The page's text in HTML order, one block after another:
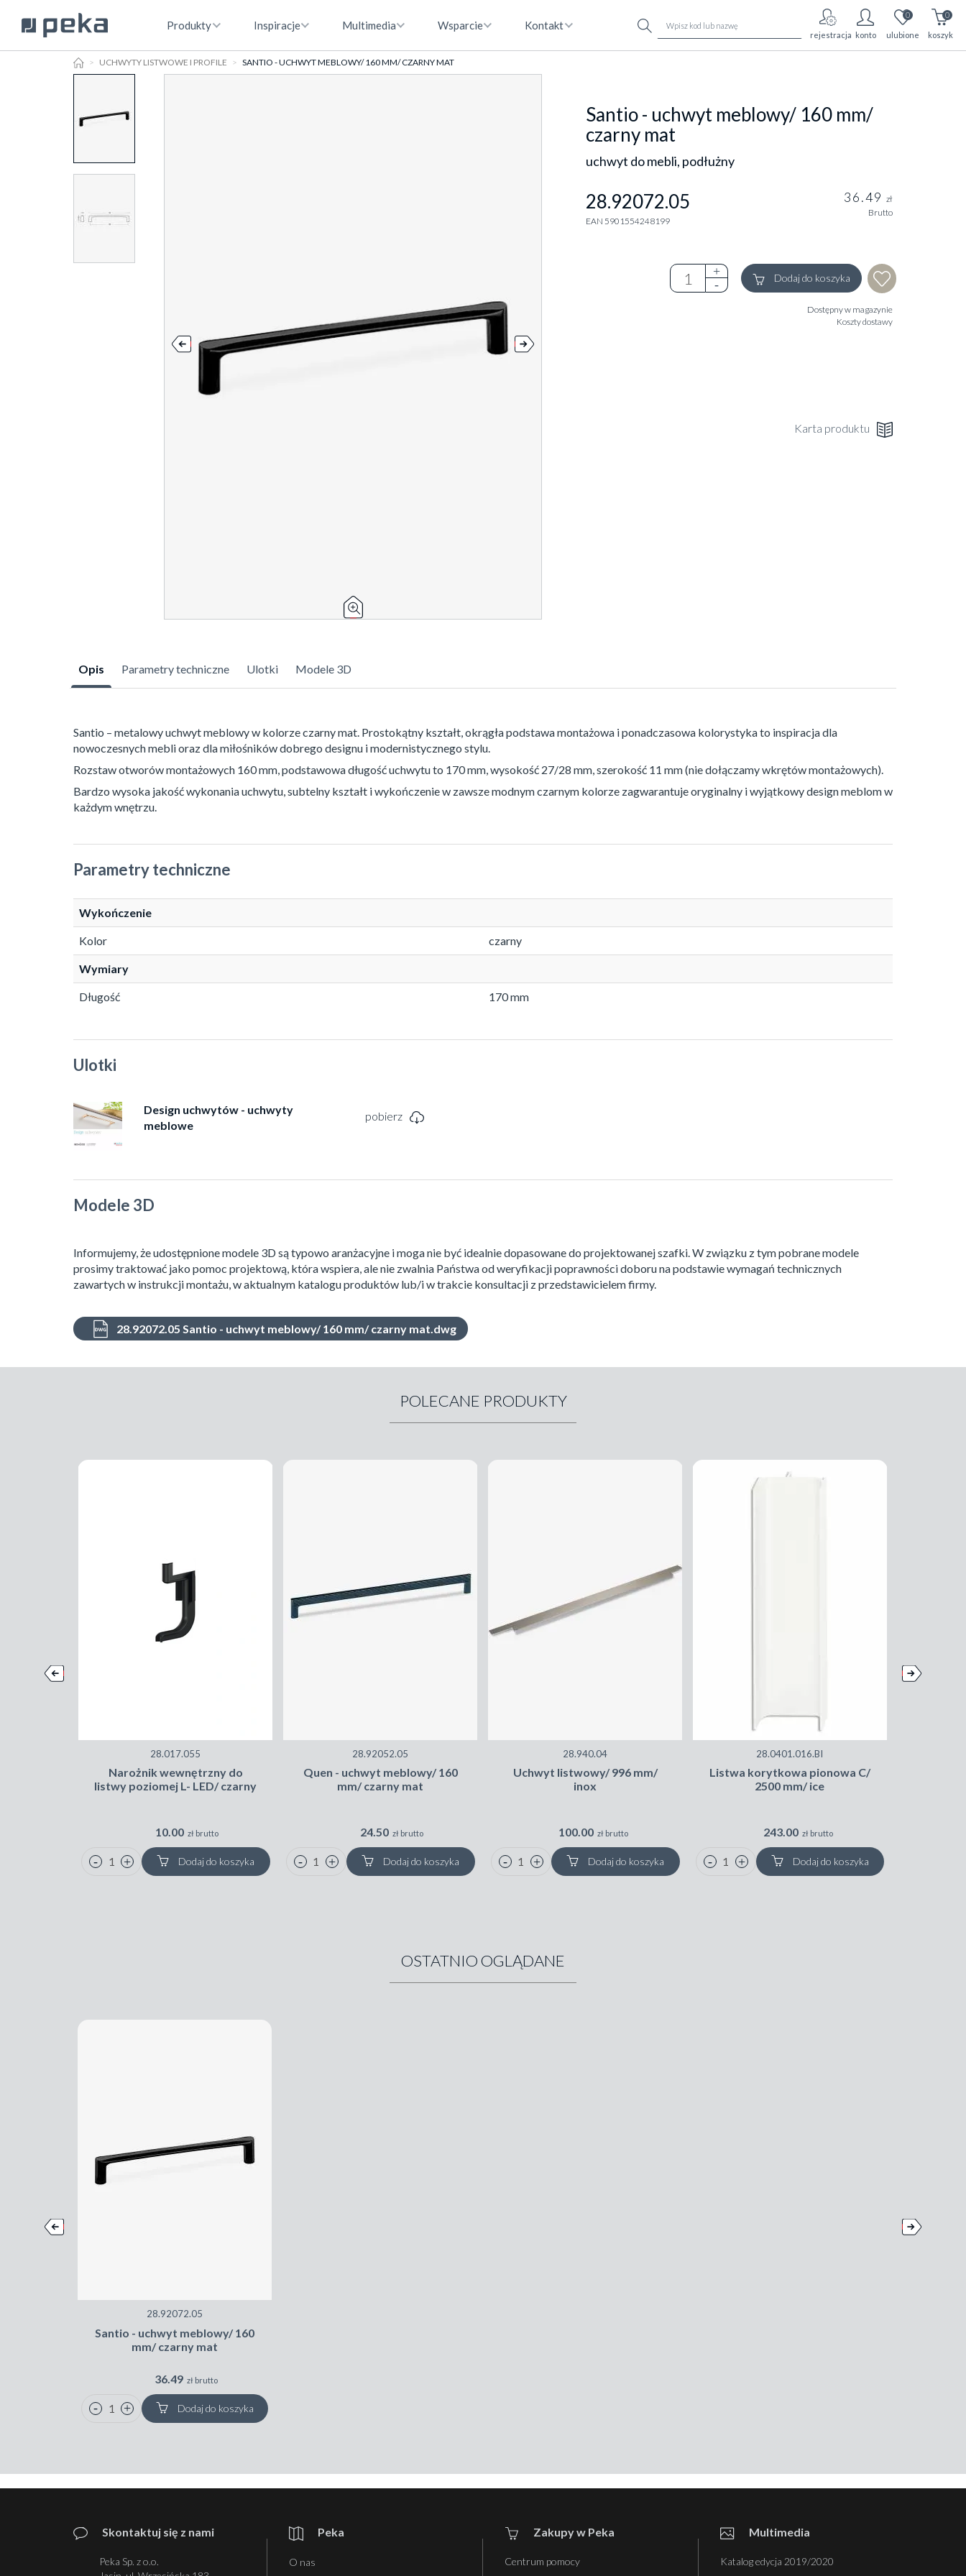
Produkty Inspiracje Multimedia Wsparcie Kontakt
rejestracja konto
0
ulubione
0
koszyk
HOMEUCHWYTY LISTWOWE I PROFILE SANTIO - UCHWYT MEBLOWY/ 160 MM/ CZARNY MAT
Santio - uchwyt meblowy/ 160 mm/
czarny mat
uchwyt do mebli, podłużny
28.92072.05
EAN 5901554248199
36.49 zł
Brutto
Dodaj do koszyka
Dostępny w magazynie
Koszty dostawy
Karta produktu
Opis Parametry techniczne Ulotki Modele 3D
Santio – metalowy uchwyt meblowy w kolorze czarny mat. Prostokątny kształt, okrągła podstawa montażowa i ponadczasowa kolorystyka to inspiracja dla
nowoczesnych mebli oraz dla miłośników dobrego designu i modernistycznego stylu.
Rozstaw otworów montażowych 160 mm, podstawowa długość uchwytu to 170 mm, wysokość 27/28 mm, szerokość 11 mm (nie dołączamy wkrętów montażowych).
Bardzo wysoka jakość wykonania uchwytu, subtelny kształt i wykończenie w zawsze modnym czarnym kolorze zagwarantuje oryginalny i wyjątkowy design meblom w
każdym wnętrzu.
Parametry techniczne
Wykończenie
Kolor czarny
Wymiary
Długość 170 mm
Ulotki
Design uchwytów - uchwyty
meblowe
pobierz
Modele 3D
Informujemy, że udostępnione modele 3D są typowo aranżacyjne i moga nie być idealnie dopasowane do projektowanej szafki. W związku z tym pobrane modele
prosimy traktować jako pomoc projektową, która wspiera, ale nie zwalnia Państwa od weryfikacji poprawności doboru na podstawie wymagań technicznych
zawartych w instrukcji montażu, w aktualnym katalogu produktów lub/i w trakcie konsultacji z przedstawicielem firmy.
28.92072.05 Santio - uchwyt meblowy/ 160 mm/ czarny mat.dwg
POLECANE PRODUKTY
28.017.055
Narożnik wewnętrzny do
listwy poziomej L- LED/ czarny
10.00 zł brutto
Dodaj do koszyka
28.92052.05
Quen - uchwyt meblowy/ 160
mm/ czarny mat
24.50 zł brutto
Dodaj do koszyka
28.940.04
Uchwyt listwowy/ 996 mm/
inox
100.00 zł brutto
Dodaj do koszyka
28.0401.016.BI
Listwa korytkowa pionowa C/
2500 mm/ ice
243.00 zł brutto
Dodaj do koszyka
OSTATNIO OGLĄDANE
28.92072.05
Santio - uchwyt meblowy/ 160
mm/ czarny mat
36.49 zł brutto
Dodaj do koszyka
Skontaktuj się z nami
Peka Sp. z o.o.
Peka
O nas
Zakupy w Peka
Centrum pomocy
Multimedia
Katalog edycja 2019/2020